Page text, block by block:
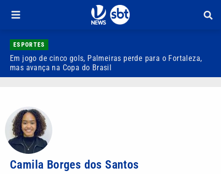
ESPORTES
Em jogo de cinco gols, Palmeiras perde para o Fortaleza,
mas avança na Copa do Brasil
Camila Borges dos Santos